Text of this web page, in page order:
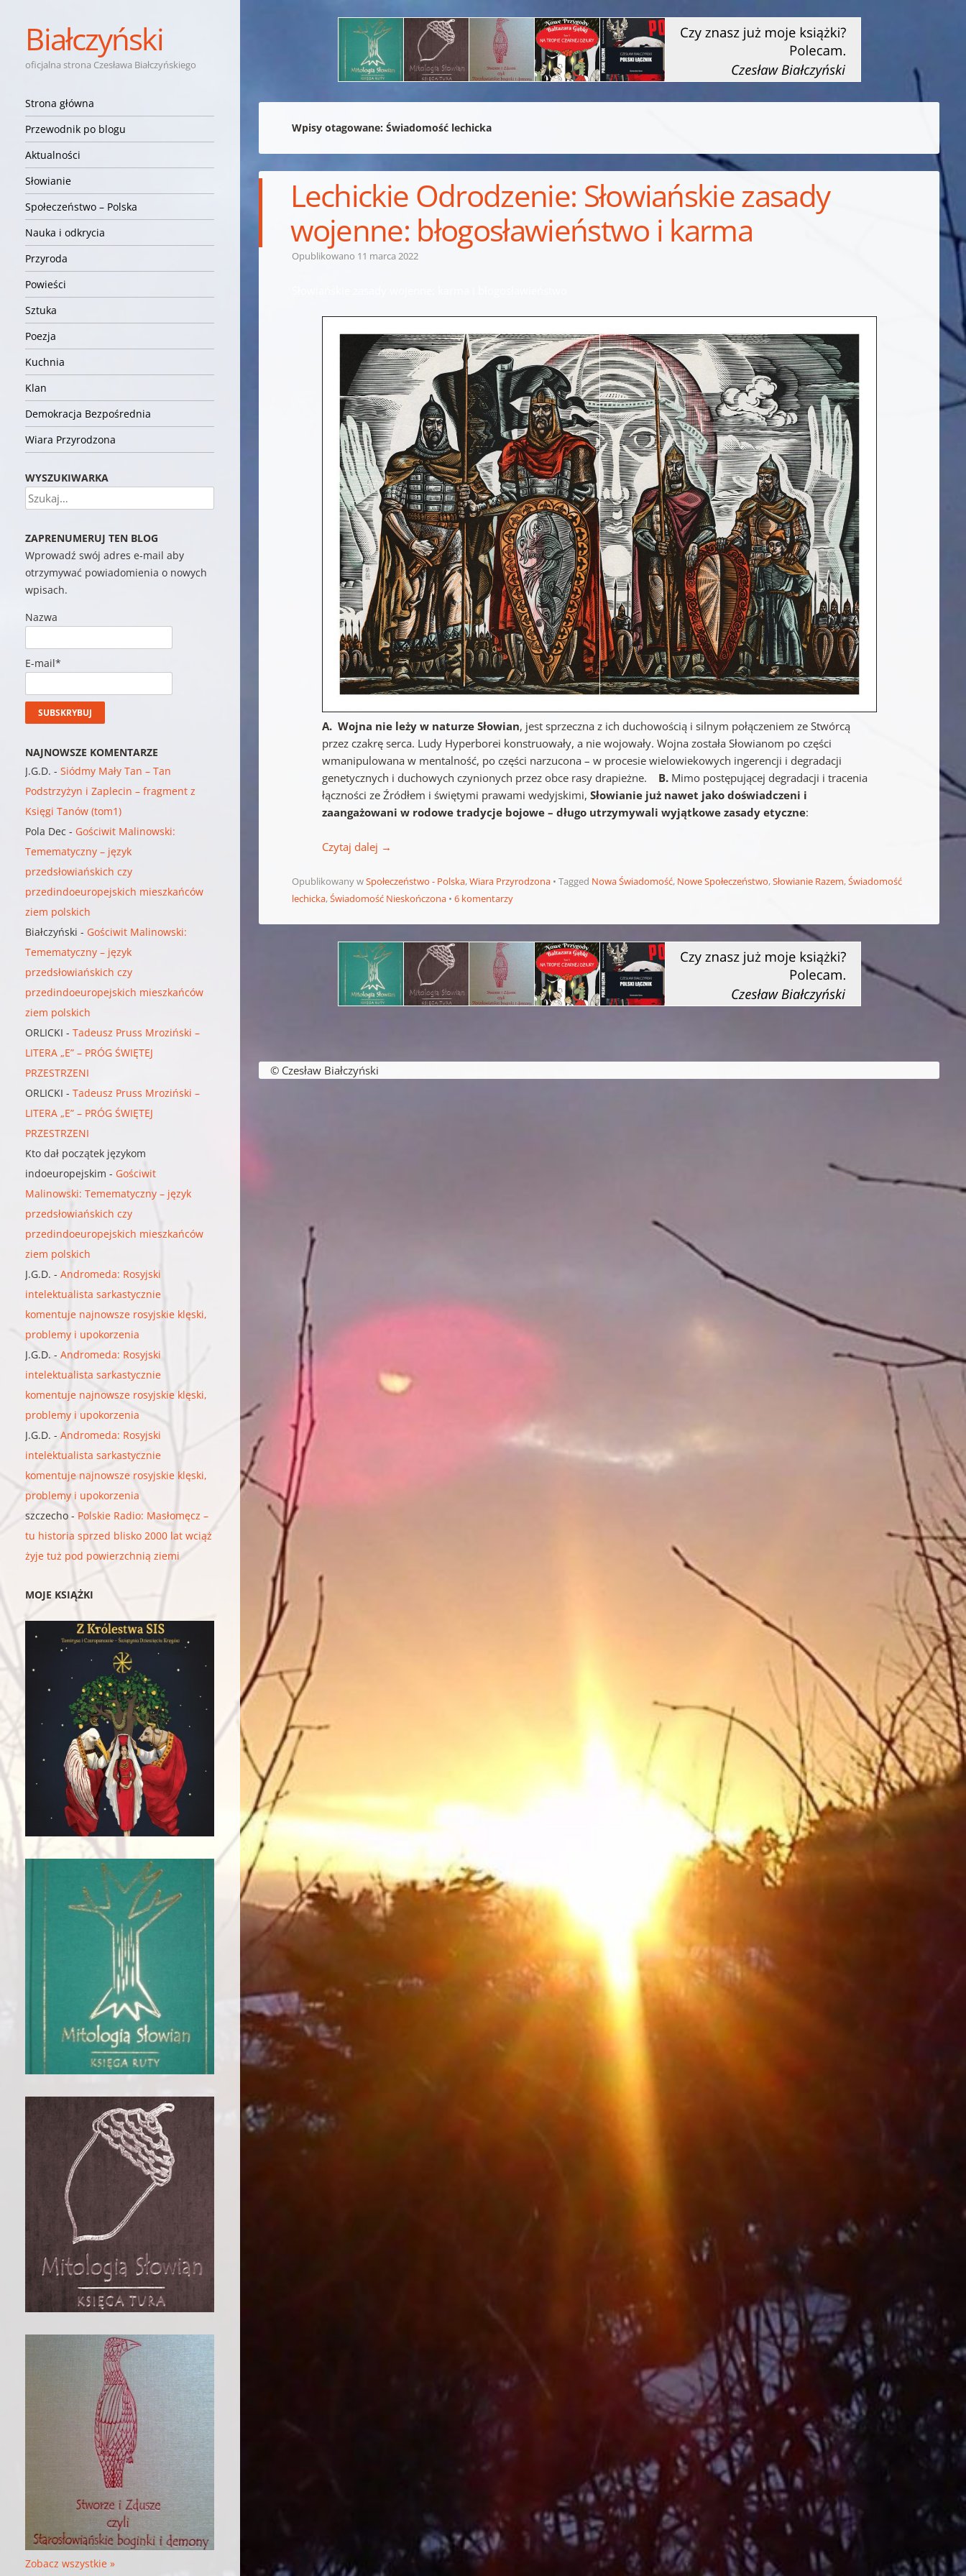
Białczyński
oficjalna strona Czesława Białczyńskiego
Nawigacja
Przejdź do treści
Strona główna
Przewodnik po blogu
Aktualności
Słowianie
Społeczeństwo – Polska
Nauka i odkrycia
Przyroda
Powieści
Sztuka
Poezja
Kuchnia
Klan
Demokracja Bezpośrednia
Wiara Przyrodzona
Wpisy otagowane:Świadomość lechicka
Lechickie Odrodzenie: Słowiańskie zasady
wojenne: błogosławieństwo i karma
Opublikowano 11 marca 2022
A. Wojna nie leży w naturze Słowian, jest sprzeczna z ich duchowością i silnym połączeniem ze Stwórcą
przez czakrę serca. Ludy Hyperborei konstruowały, a nie wojowały. Wojna została Słowianom po części
wmanipulowana w mentalność, po części narzucona – w procesie wielowiekowych ingerencji i degradacji
genetycznych i duchowych czynionych przez obce rasy drapieżne. B.Mimo postępującej degradacji i tracenia
łączności ze Źródłem i świętymi prawami wedyjskimi, Słowianie już nawet jako doświadczeni i
zaangażowani w rodowe tradycje bojowe – długo utrzymywali wyjątkowe zasady etyczne:
Czytaj dalej →
Opublikowany wSpołeczeństwo - Polska,Wiara Przyrodzona Tagged Nowa Świadomość, Nowe Społeczeństwo,Słowianie Razem,Świadomość
lechicka,Świadomość Nieskończona 6 komentarzy
WYSZUKIWARKA
Szukaj
ZAPRENUMERUJ TEN BLOG
Wprowadź swój adres e-mail aby
otrzymywać powiadomienia o nowych
wpisach.
Nazwa
E-mail*
NAJNOWSZE KOMENTARZE
J.G.D. -Siódmy Mały Tan – Tan
Podstrzyżyn i Zaplecin – fragment z
Księgi Tanów (tom1)
Pola Dec - Gościwit Malinowski:
Temematyczny – język
przedsłowiańskich czy
przedindoeuropejskich mieszkańców
ziem polskich
Białczyński - Gościwit Malinowski:
Temematyczny – język
przedsłowiańskich czy
przedindoeuropejskich mieszkańców
ziem polskich
ORLICKI -Tadeusz Pruss Mroziński –
LITERA „E” – PRÓG ŚWIĘTEJ
PRZESTRZENI
ORLICKI -Tadeusz Pruss Mroziński –
LITERA „E” – PRÓG ŚWIĘTEJ
PRZESTRZENI
Kto dał początek językom
indoeuropejskim - Gościwit
Malinowski: Temematyczny – język
przedsłowiańskich czy
przedindoeuropejskich mieszkańców
ziem polskich
J.G.D. -Andromeda: Rosyjski
intelektualista sarkastycznie
komentuje najnowsze rosyjskie klęski,
problemy i upokorzenia
J.G.D. -Andromeda: Rosyjski
intelektualista sarkastycznie
komentuje najnowsze rosyjskie klęski,
problemy i upokorzenia
J.G.D. -Andromeda: Rosyjski
intelektualista sarkastycznie
komentuje najnowsze rosyjskie klęski,
problemy i upokorzenia
szczecho - Polskie Radio: Masłomęcz –
tu historia sprzed blisko 2000 lat wciąż
żyje tuż pod powierzchnią ziemi
MOJE KSIĄŻKI
Zobacz wszystkie »
© Czesław Białczyński